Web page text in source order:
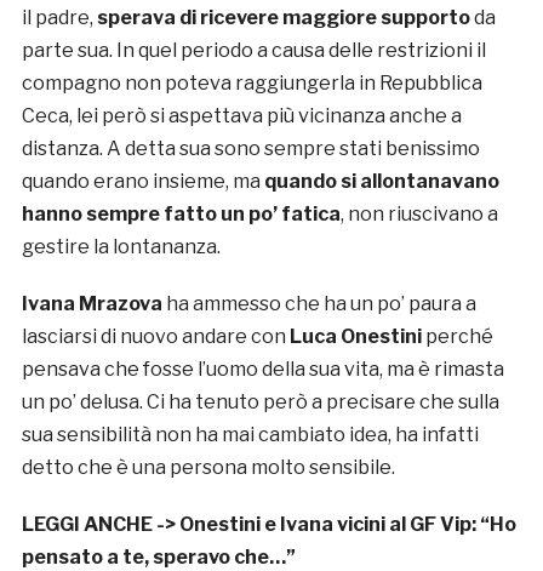
il padre, sperava di ricevere maggiore supportoda
parte sua. In quel periodo a causa delle restrizioni il
compagno non poteva raggiungerla in Repubblica
Ceca, lei però si aspettava più vicinanza anche a
distanza. A detta sua sono sempre stati benissimo
quando erano insieme, ma quando si allontanavano
hanno sempre fatto un po’ fatica, non riuscivano a
gestire la lontananza.
Ivana Mrazova ha ammesso che ha un po’ paura a
lasciarsi di nuovo andare con Luca Onestini perché
pensava che fosse l’uomo della sua vita, ma è rimasta
un po’ delusa. Ci ha tenuto però a precisare che sulla
sua sensibilità non ha mai cambiato idea, ha infatti
detto che è una persona molto sensibile.
LEGGI ANCHE -> Onestini e Ivana vicini al GF Vip: “Ho
pensato a te, speravo che…”